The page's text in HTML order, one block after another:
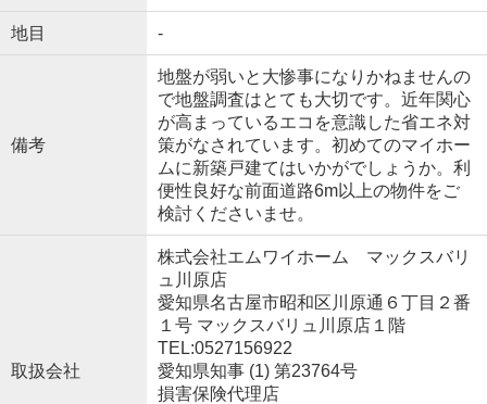
地目 -
備考
地盤が弱いと大惨事になりかねませんの
で地盤調査はとても大切です。近年関心
が高まっているエコを意識した省エネ対
策がなされています。初めてのマイホー
ムに新築戸建てはいかがでしょうか。利
便性良好な前面道路6m以上の物件をご
検討くださいませ。
取扱会社
株式会社エムワイホーム マックスバリ
ュ川原店
愛知県名古屋市昭和区川原通６丁目２番
１号 マックスバリュ川原店１階
TEL:0527156922
愛知県知事 (1) 第23764号
損害保険代理店